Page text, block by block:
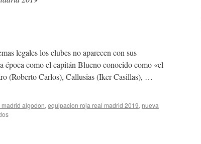
legales los clubes no aparecen con sus
época como el capitán Blueno conocido como «el
(Roberto Carlos), Callusias (Iker Casillas), …
algodon, equipacion roja real madrid 2019, nueva
en